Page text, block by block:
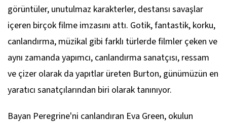
görüntüler, unutulmaz karakterler, destansı savaşlar
içeren birçok filme imzasını attı. Gotik, fantastik, korku,
canlandırma, müzikal gibi farklı türlerde filmler çeken ve
aynı zamanda yapımcı, canlandırma sanatçısı, ressam
ve çizer olarak da yapıtlar üreten Burton, günümüzün en
yaratıcı sanatçılarından biri olarak tanınıyor.
Bayan Peregrine'ni canlandıran Eva Green, okulun